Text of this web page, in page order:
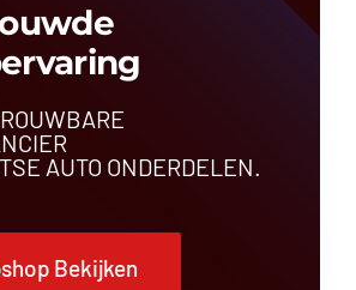
AUTO ONDERDELEN.
Bekijken